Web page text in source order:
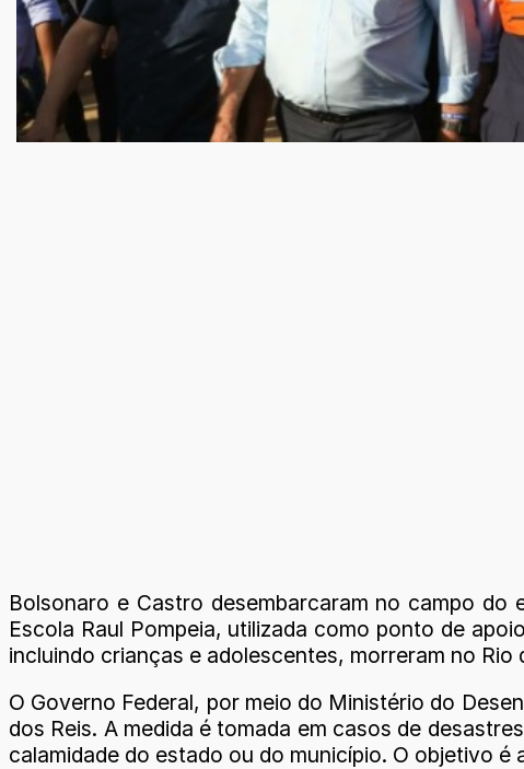
Bolsonaro e Castro desembarcaram no campo
Escola Raul Pompeia, utilizada como ponto de
incluindo crianças e adolescentes, morreram no
O Governo Federal, por meio do Ministério do
dos Reis. A medida é tomada em casos de
calamidade do estado ou do município. O objetivo